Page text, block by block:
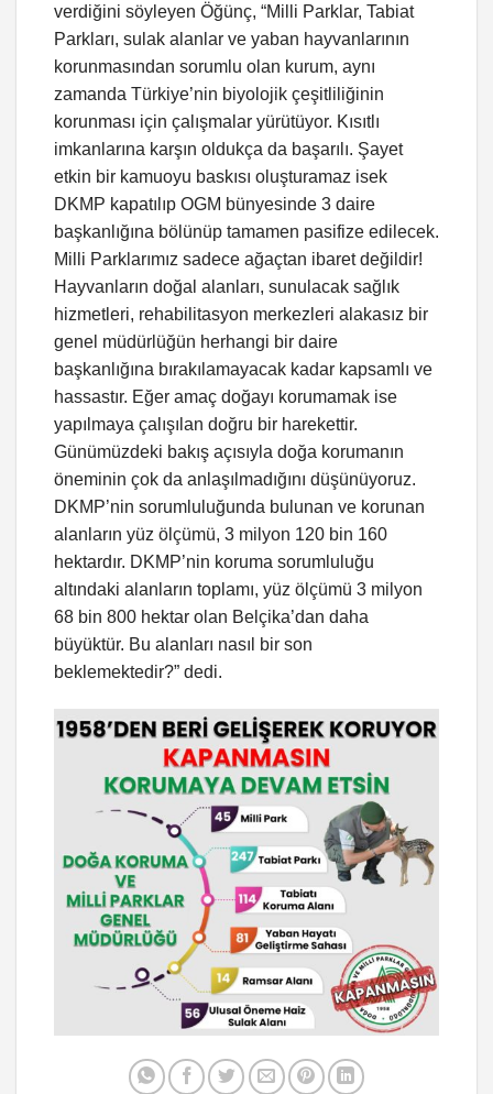
verdiğini söyleyen Öğünç, “Milli Parklar, Tabiat
Parkları, sulak alanlar ve yaban hayvanlarının
korunmasından sorumlu olan kurum, aynı
zamanda Türkiye’nin biyolojik çeşitliliğinin
korunması için çalışmalar yürütüyor. Kısıtlı
imkanlarına karşın oldukça da başarılı. Şayet
etkin bir kamuoyu baskısı oluşturamaz isek
DKMP kapatılıp OGM bünyesinde 3 daire
başkanlığına bölünüp tamamen pasifize edilecek.
Milli Parklarımız sadece ağaçtan ibaret değildir!
Hayvanların doğal alanları, sunulacak sağlık
hizmetleri, rehabilitasyon merkezleri alakasız bir
genel müdürlüğün herhangi bir daire
başkanlığına bırakılamayacak kadar kapsamlı ve
hassastır. Eğer amaç doğayı korumamak ise
yapılmaya çalışılan doğru bir harekettir.
Günümüzdeki bakış açısıyla doğa korumanın
öneminin çok da anlaşılmadığını düşünüyoruz.
DKMP’nin sorumluluğunda bulunan ve korunan
alanların yüz ölçümü, 3 milyon 120 bin 160
hektardır. DKMP’nin koruma sorumluluğu
altındaki alanların toplamı, yüz ölçümü 3 milyon
68 bin 800 hektar olan Belçika’dan daha
büyüktür. Bu alanları nasıl bir son
beklemektedir?” dedi.